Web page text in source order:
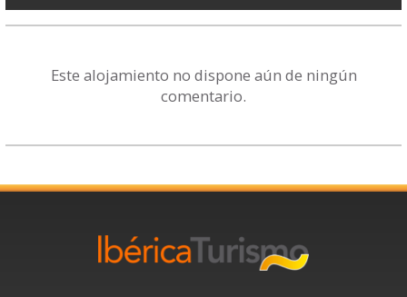
Este alojamiento no dispone aún de ningún
comentario.